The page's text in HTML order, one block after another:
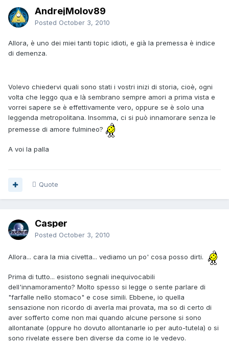
AndrejMolov89
Posted October 3, 2010
Allora, è uno dei miei tanti topic idioti, e già la premessa è indice
di demenza.
Volevo chiedervi quali sono stati i vostri inizi di storia, cioè, ogni
volta che leggo qua e là sembrano sempre amori a prima vista e
vorrei sapere se è effettivamente vero, oppure se è solo una
leggenda metropolitana. Insomma, ci si può innamorare senza le
premesse di amore fulmineo?
A voi la palla
Quote
Casper
Posted October 3, 2010
Allora... cara la mia civetta... vediamo un po' cosa posso dirti.
Prima di tutto... esistono segnali inequivocabili
dell'innamoramento? Molto spesso si legge o sente parlare di
"farfalle nello stomaco" e cose simili. Ebbene, io quella
sensazione non ricordo di averla mai provata, ma so di certo di
aver sofferto come non mai quando alcune persone si sono
allontanate (oppure ho dovuto allontanarle io per auto-tutela) o si
sono rivelate essere ben diverse da come io le vedevo.